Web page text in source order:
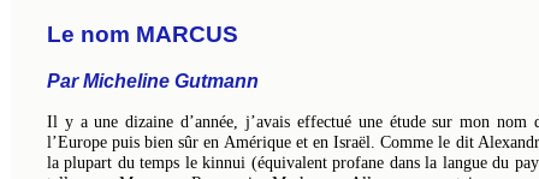
Le nom MARCUS
Par Micheline Gutmann
Il y a une dizaine d’année, j’avais effectué une étude sur mon
l’Europe puis bien sûr en Amérique et en Israël. Comme le dit
la plupart du temps le kinnui (équivalent profane dans la langue du